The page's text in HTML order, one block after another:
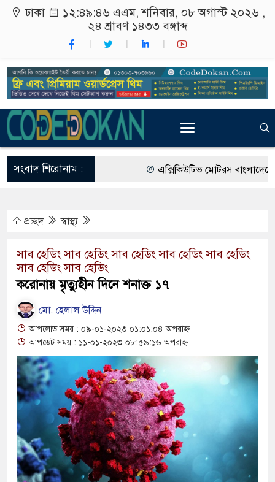
ঢাকা ১২:৪৯:৪৭ এএম, শনিবার, ০৮ অগাস্ট ২০২৬ ,
২৪ শ্রাবণ ১৪৩৩ বঙ্গাব্দ
সংবাদ শিরোনাম : এক্সিকিউটিভ মোটরস বাংলাদেশে
বাংলাদেশের তৈরি পোশাকের বড়
২০২৩ সালে কতজন হজে যেতে পারবেন
প্রচ্ছদ স্বাস্থ্য
সাব হেডিং সাব হেডিং সাব হেডিং সাব হেডিং সাব হেডিং
সাব হেডিং সাব হেডিং
করোনায় মৃত্যুহীন দিনে শনাক্ত ১৭
মো. হেলাল উদ্দিন
আপলোড সময় : ০৯-০১-২০২৩ ০১:০১:০৪ অপরাহ্ন
আপডেট সময় : ১১-০১-২০২৩ ০৮:৫৯:১৬ অপরাহ্ন